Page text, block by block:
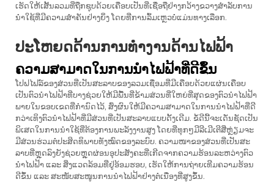
ເຮັດໃຫ້ເສັ້ນລວມທີ່ຖືກຊຸບດ້ວຍເຄືອບເປັນທີ່ເຊື່ອຖືຢ່າງກວ້າງຂວາງສຳລັບການ
ນຳໃຊ້ທີ່ມີຄວາມສຳຄັນຢ່າງຍິ່ງ ໂດຍທີ່ການລົ້ມເຫຼວບໍ່ແມ່ນທາງເລືອກ.
ປະໂຫຍດດ້ານການທຳງານດ້ານໄຟຟ້າ
ຄວາມສາມາດໃນການນໍາໄຟຟ້າທີ່ດີຂຶ້ນ
ໂປຟໄຟລ໌ຂອງສ່ວນທີ່ເປັນສະລາບຂອງລວມເຊື່ອມທີ່ມີເຄືອບດ້ວຍແຜ່ນເຄືອບ
ເປັນຕົວນຳໄຟຟ້າທີ່ບາງຊ່ວຍໃຫ້ມີພື້ນທີ່ຂ້າມສ່ວນທີ່ໃຫຍ່ທີ່ສຸດຂອງຕົວນຳໄຟຟ້າ
ພາຍໃນຂອບເຂດທີ່ກຳນົດໄວ້, ສົ່ງຜົນໃຫ້ມີຄວາມສາມາດໃນການນຳໄຟຟ້າທີ່ດີ
ກວ່າເທິງຕົວນຳໄຟຟ້າທີ່ມີສ່ວນທີ່ເປັນສະລາບແບບດັ້ງເດີມ. ຂໍ້ດີນີ້ຈະເດັ່ນຊັດເປັນ
ພິເສດໃນການນຳໃຊ້ທີ່ຕ້ອງການພະລັງງານສູງ ໂດຍທີ່ທຸກໆມີລີເມີເຕີສີ່ຫຼ່ຽມຈະ
ມີສ່ວນຮ່ວມຕໍ່ປະສິດທິພາບທັງໝົດຂອງລະບົບ. ຄວາມໜາຂອງສ່ວນທີ່ເປັນສະ
ລາບທີ່ຫຼຸດລົງຍັງຊ່ວຍຫຼຸດຜ່ອນອຸປະສັງຄະທີ່ເກີດຈາກຄວາມຮ້ອນລະຫວ່າງຕົວ
ນຳໄຟຟ້າ ແລະ ສິ່ງແວດລ້ອມທີ່ຢູ່ອ້ອມຮອບ, ເຮັດໃຫ້ການຖ່າຍເທີມຄວາມຮ້ອນ
ດີຂຶ້ນ ແລະ ສະໜັບສະໜູນການນຳໄຟຟ້າຢ່າງຕໍ່ເນື່ອງທີ່ສູງຂຶ້ນ.